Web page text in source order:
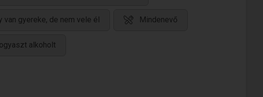
gyereke, de nem vele él Mindenevő
alkoholt